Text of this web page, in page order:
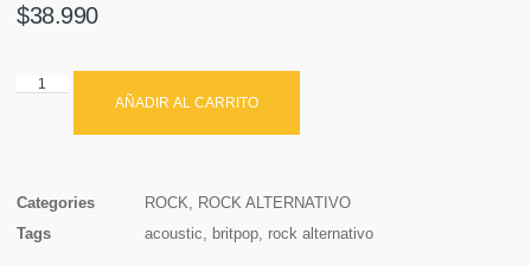
$38.990
AÑADIR AL CARRITO
Categories ROCK, ROCK ALTERNATIVO
Tags
acoustic, britpop, rock alternativo